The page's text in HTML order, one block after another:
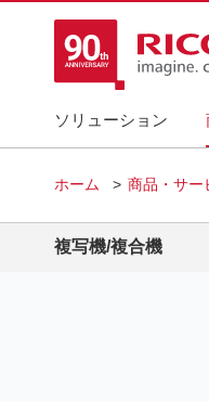
ソリューション
ホーム 商品・サー
複写機/複合機